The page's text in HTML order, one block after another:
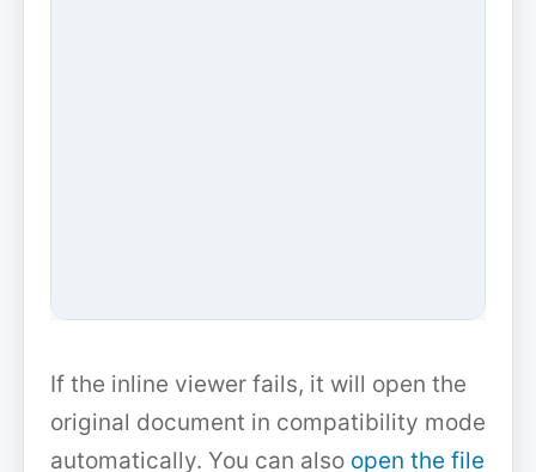
If the inline viewer fails, it will open the
original document in compatibility mode
automatically. You can also open the file